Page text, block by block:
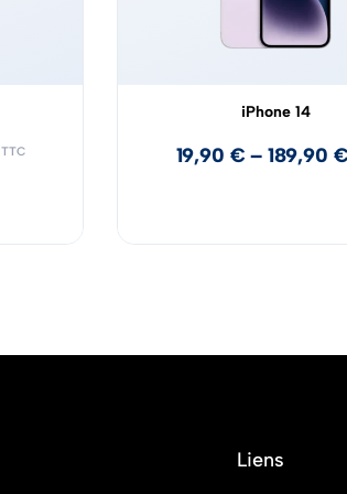
TTC
iPhone 14
19,90 € – 189,90
Liens